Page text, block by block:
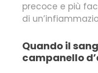
precoce e più
di
Quando il
campanello